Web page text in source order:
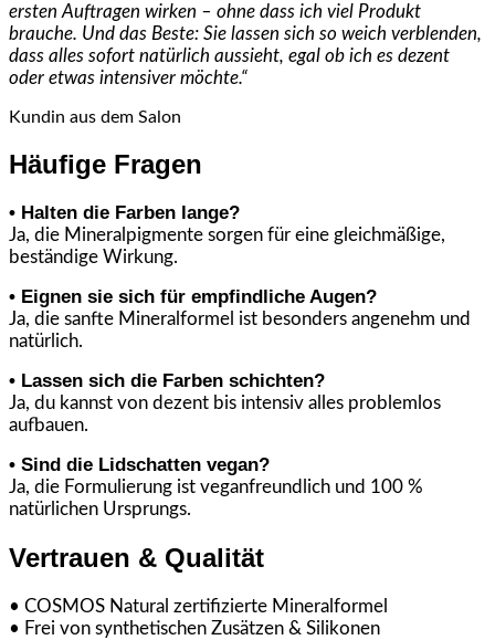
ersten Auftragen wirken – ohne dass ich viel Produkt
brauche. Und das Beste: Sie lassen sich so weich verblenden,
dass alles sofort natürlich aussieht, egal ob ich es dezent
oder etwas intensiver möchte.“
Kundin aus dem Salon
Häufige Fragen
• Halten die Farben lange?
Ja, die Mineralpigmente sorgen für eine gleichmäßige,
beständige Wirkung.
• Eignen sie sich für empfindliche Augen?
Ja, die sanfte Mineralformel ist besonders angenehm und
natürlich.
• Lassen sich die Farben schichten?
Ja, du kannst von dezent bis intensiv alles problemlos
aufbauen.
• Sind die Lidschatten vegan?
Ja, die Formulierung ist veganfreundlich und 100 %
natürlichen Ursprungs.
Vertrauen & Qualität
• COSMOS Natural zertifizierte Mineralformel
• Frei von synthetischen Zusätzen & Silikonen